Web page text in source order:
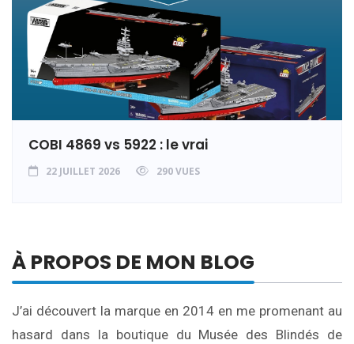
COBI 4869 vs 5922 : le vrai
22 JUILLET 2026 290 VUES
À PROPOS DE MON BLOG
J’ai découvert la marque en 2014 en me promenant au
hasard dans la boutique du Musée des Blindés de